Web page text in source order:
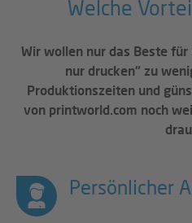
Welche
Wir wollen nur das Beste für
nur drucken“ zu
Produktionszeiten und
von printworld.com noch
Persönlicher